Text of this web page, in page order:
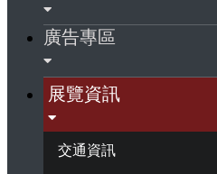
廣告專區
展覽資訊
交通資訊